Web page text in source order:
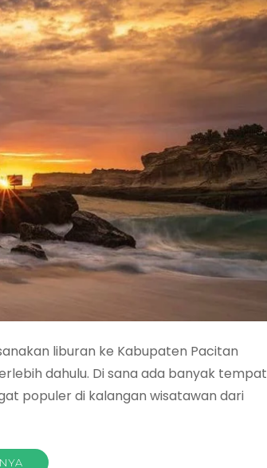
liburan ke Kabupaten Pacitan
dahulu. Di sana ada banyak tempat
populer di kalangan wisatawan dari